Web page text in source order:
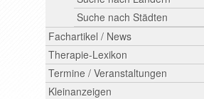
Suche nach Städten
Fachartikel / News
Therapie-Lexikon
Termine / Veranstaltungen
Kleinanzeigen